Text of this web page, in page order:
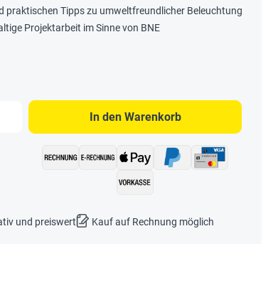
Tipps zu umweltfreundlicher Beleuchtung
Projektarbeit im Sinne von BNE
Wert ein oder
In den Warenkorb
und preiswert Kauf auf Rechnung möglich